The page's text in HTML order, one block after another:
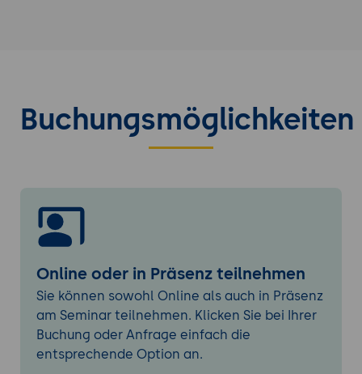
Analyse und Zuordnung von Rollen und
die richtige Realisierung sorgen?
Technik und Gestaltung verstehen und
Screenreader
Responsive Umsetzung
Tastatursteuerung
Farben und Kontraste
Leserlichkeit und Lesbarkeit
Buchungsmöglichkeiten
Online oder in Präsenz teilnehmen
Sie können sowohl Online als auch in Präsenz
am Seminar teilnehmen. Klicken Sie bei Ihrer
Buchung oder Anfrage einfach die
entsprechende Option an.